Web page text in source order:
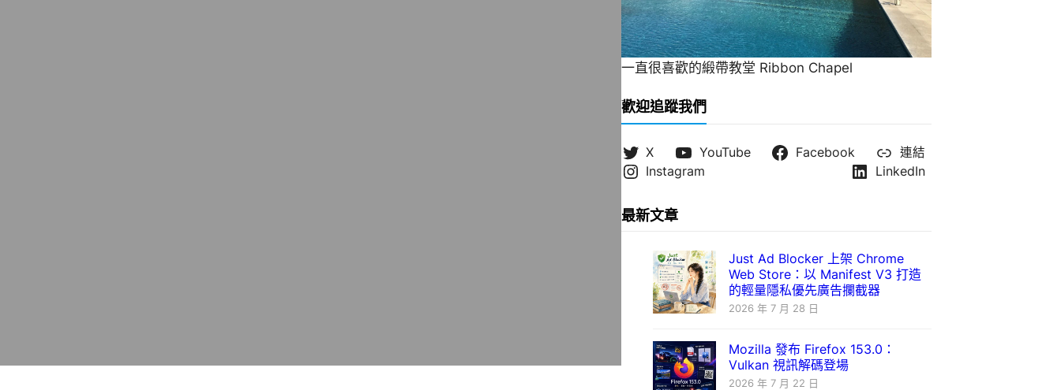
一直很喜歡的緞帶教堂 Ribbon Chapel
歡迎追蹤我們
X YouTube Facebook
連結
Instagram
LinkedIn
最新文章
Just Ad Blocker 上架 Chrome
Web Store：以 Manifest V3 打造
的輕量隱私優先廣告攔截器
2026 年 7 月 28 日
Mozilla 發布 Firefox 153.0：
Vulkan 視訊解碼登場
2026 年 7 月 22 日